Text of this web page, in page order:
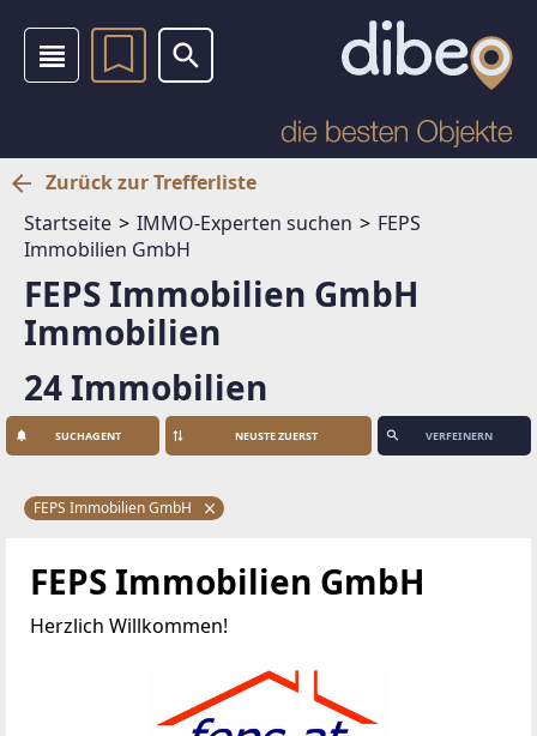
Zurück zur Trefferliste
Startseite
IMMO-Experten suchen
FEPS
Immobilien GmbH
FEPS Immobilien GmbH
Immobilien
24 Immobilien
SUCHAGENT VERFEINERN
FEPS Immobilien GmbH
FEPS Immobilien GmbH
Herzlich Willkommen!